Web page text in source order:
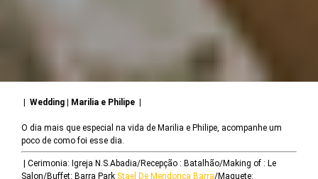
| Wedding | Marilia e Philipe |
O dia mais que especial na vida de Marilia e Philipe, acompanhe um
poco de como foi esse dia.
| Cerimonia: Igreja N.S.Abadia/Recepção : Batalhão/Making of : Le
Salon/Buffet: Barra Park Stael De Mendonça Barra/Maquete: